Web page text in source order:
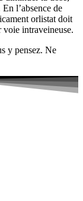
l’absence de
orlistat doit
intraveineuse.
y pensez. Ne